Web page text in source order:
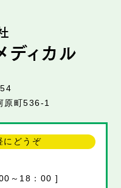
原町536-1
にどうぞ
～18：00 ]